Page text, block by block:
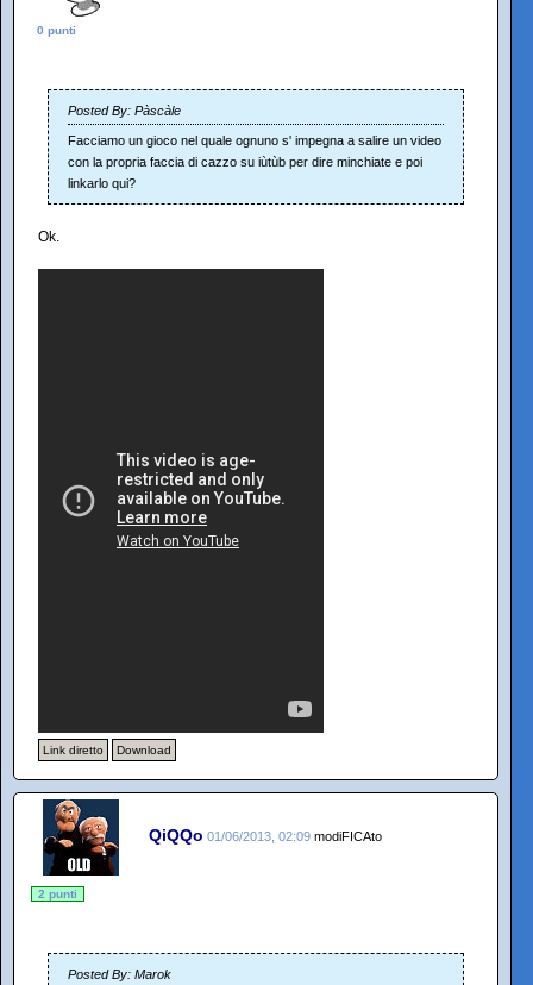
0 punti
Posted By: Pàscàle
Facciamo un gioco nel quale ognuno s' impegna a salire un video
con la propria faccia di cazzo su iùtùb per dire minchiate e poi
linkarlo qui?
Ok.
Link diretto Download
QiQQo 01/06/2013, 02:09 modiFICAto
2 punti
Posted By: Marok